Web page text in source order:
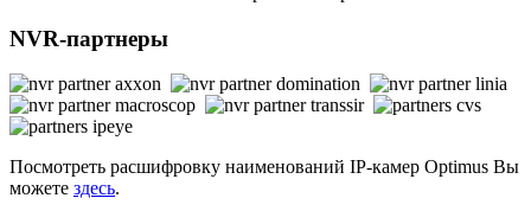
NVR-партнеры
Посмотреть расшифровку наименований IP-камер Optimus Вы
можете здесь.